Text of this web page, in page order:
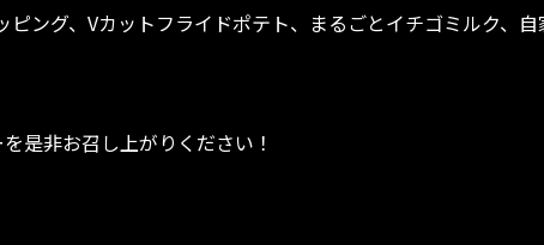
ング、Vカットフライドポテト、まるごとイチゴミルク、
是非お召し上がりください！